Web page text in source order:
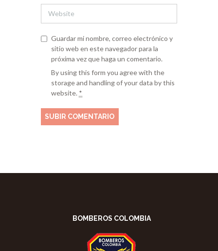
Guardar mi nombre, correo electrónico y
sitio web en este navegador para la
próxima vez que haga un comentario.
By using this form you agree with the
storage and handling of your data by this
website. *
BOMBEROS COLOMBIA